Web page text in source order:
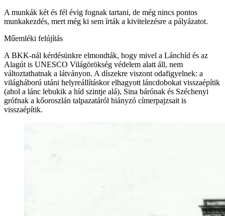
A munkák két és fél évig fognak tartani, de még nincs pontos
munkakezdés, mert még ki sem írták a kivitelezésre a pályázatot.
Műemléki felújítás
A BKK-nál kérdésünkre elmondták, hogy mivel a Lánchíd és az
Alagút is UNESCO Világörökség védelem alatt áll, nem
változtathatnak a látványon. A díszekre viszont odafigyelnek: a
világháború utáni helyreállításkor elhagyott láncdobokat visszaépítik
(ahol a lánc lebukik a híd szintje alá), Sina bárónak és Széchenyi
grófnak a kőoroszlán talpazatáról hiányzó címerpajzsait is
visszaépítik.